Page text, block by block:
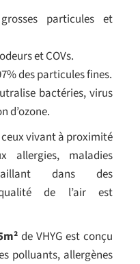
particules et
et COVs.
des particules fines.
bactéries, virus
d’ozone.
vivant à proximité
allergies, maladies
dans des
de l’air est
de VHYG est conçu
polluants, allergènes